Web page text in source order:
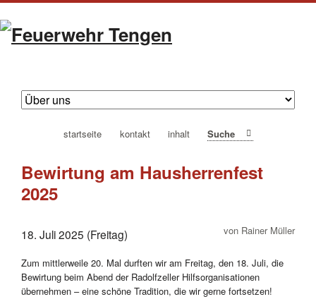
navigation
startseite kontakt inhalt
Bewirtung am Hausherrenfest
2025
18. Juli 2025 (Freitag) von Rainer Müller
Zum mittlerweile 20. Mal durften wir am Freitag, den 18. Juli, die
Bewirtung beim Abend der Radolfzeller Hilfsorganisationen
übernehmen – eine schöne Tradition, die wir gerne fortsetzen!